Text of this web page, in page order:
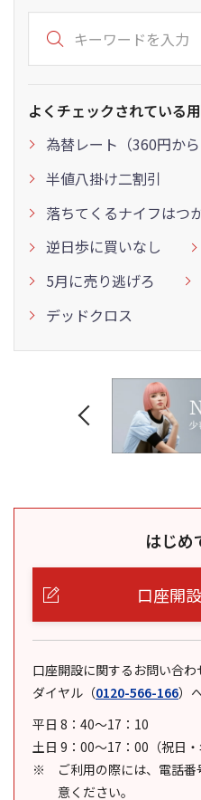
よくチェックされている
為替レート（360円から
半値八掛け二割引
落ちてくるナイフはつ
逆日歩に買いなし
5月に売り逃げろ
デッドクロス
はじめ
口座開
口座開設に関するお問い合
ダイヤル （0120-566-166）
平日 8：40～17：10
土日 9：00～17：00（祝日・
ご利用の際には、電話
意ください。